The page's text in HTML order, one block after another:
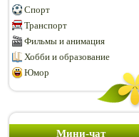
Спорт
Транспорт
Фильмы и анимация
Хобби и образование
Юмор
Мини-чат